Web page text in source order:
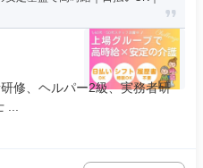
修、ヘルパー2級、実務者研